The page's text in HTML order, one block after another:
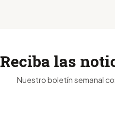
Reciba las
Nuestro boletín semanal